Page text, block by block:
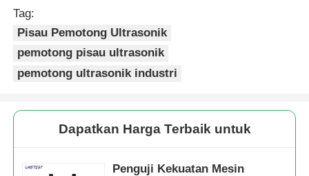
Detektor Ion Negatif
Detektor Ozon
Seri Instrumen Ultrasonik Taiwan Huibo
Tag:
Pisau Pemotong Ultrasonik
pemotong pisau ultrasonik
pemotong ultrasonik industri
Dapatkan Harga Terbaik untuk
Penguji Kekuatan Mesin